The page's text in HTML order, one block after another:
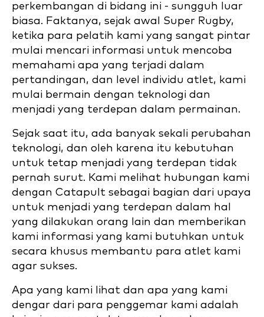
perkembangan di bidang ini - sungguh luar
biasa. Faktanya, sejak awal Super Rugby,
ketika para pelatih kami yang sangat pintar
mulai mencari informasi untuk mencoba
memahami apa yang terjadi dalam
pertandingan, dan level individu atlet, kami
mulai bermain dengan teknologi dan
menjadi yang terdepan dalam permainan.
Sejak saat itu, ada banyak sekali perubahan
teknologi, dan oleh karena itu kebutuhan
untuk tetap menjadi yang terdepan tidak
pernah surut. Kami melihat hubungan kami
dengan Catapult sebagai bagian dari upaya
untuk menjadi yang terdepan dalam hal
yang dilakukan orang lain dan memberikan
kami informasi yang kami butuhkan untuk
secara khusus membantu para atlet kami
agar sukses.
Apa yang kami lihat dan apa yang kami
dengar dari para penggemar kami adalah